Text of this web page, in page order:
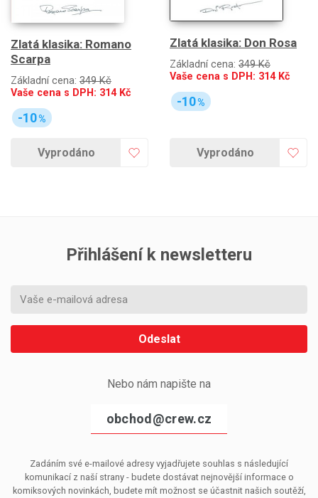
Zlatá klasika: Romano
Scarpa
Základní cena: 349 Kč
Vaše cena s DPH: 314Kč
-10%
Vyprodáno
Zlatá klasika: Don Rosa
Základní cena: 349 Kč
Vaše cena s DPH: 314Kč
-10%
Vyprodáno
Přihlášení k newsletteru
Odeslat
Nebo nám napište na
obchod@crew.cz
Zadáním své e-mailové adresy vyjadřujete souhlas s následující
komunikací z naší strany - budete dostávat nejnovější informace o
komiksových novinkách, budete mít možnost se účastnit našich soutěží,